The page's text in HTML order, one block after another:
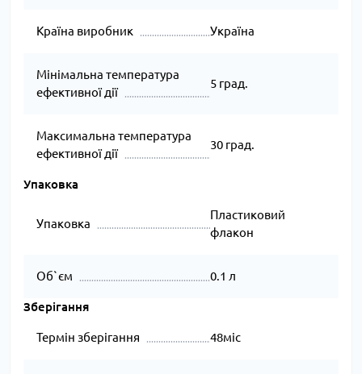
Країна виробник Україна
Мінімальна температура
ефективної дії
5 град.
Максимальна температура
ефективної дії
30 град.
Упаковка
Упаковка
Пластиковий
флакон
Об`єм 0.1 л
Зберігання
Термін зберігання 48міс